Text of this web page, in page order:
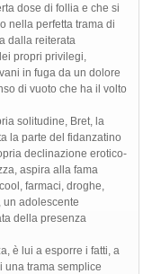
dose di follia e che si
nella perfetta trama di
dalla reiterata
propri privilegi,
in fuga da un dolore
di vuoto che ha il volto
solitudine, Bret, la
la parte del fidanzatino
declinazione erotico-
aspira alla fama
farmaci, droghe,
un adolescente
della presenza
è lui a esporre i fatti, a
una trama semplice